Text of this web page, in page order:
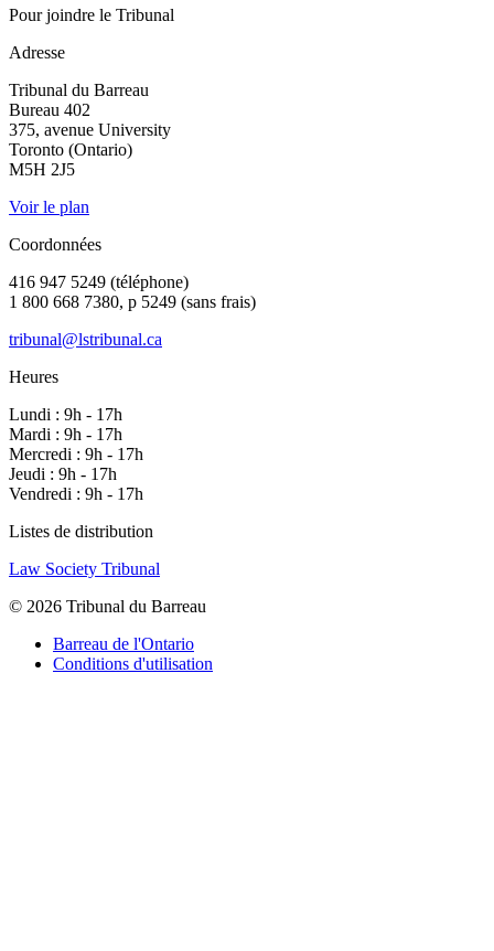
Pour joindre le Tribunal
Adresse
Tribunal du Barreau
Bureau 402
375, avenue University
Toronto (Ontario)
M5H 2J5
Voir le plan
Coordonnées
416 947 5249 (téléphone)
1 800 668 7380, p 5249 (sans frais)
tribunal@lstribunal.ca
Heures
Lundi : 9h - 17h
Mardi : 9h - 17h
Mercredi : 9h - 17h
Jeudi : 9h - 17h
Vendredi : 9h - 17h
Listes de distribution
Law Society Tribunal
© 2026 Tribunal du Barreau
Barreau de l'Ontario
Conditions d'utilisation